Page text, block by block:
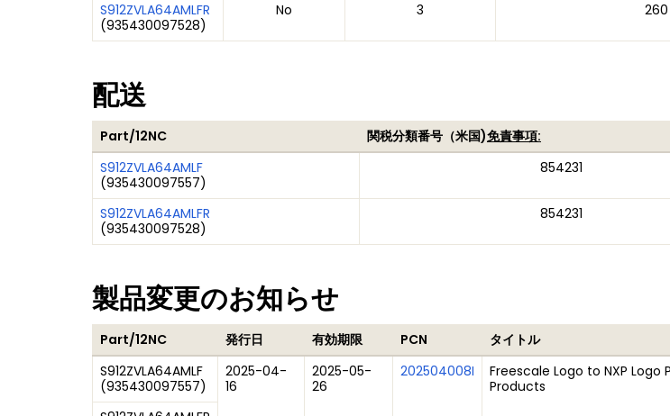
S912ZVLA64AMLFR
(935430097528)
No 3 260
配送
Part/12NC 関税分類番号（米国)免責事項:
S912ZVLA64AMLF
(935430097557)
854231
S912ZVLA64AMLFR
(935430097528)
854231
製品変更のお知らせ
Part/12NC 発行日 有効期限 PCN
タイトル
S912ZVLA64AMLF
(935430097557)
2025-04-
16
2025-05-
26
202504008I
Freescale Logo to NXP
Products